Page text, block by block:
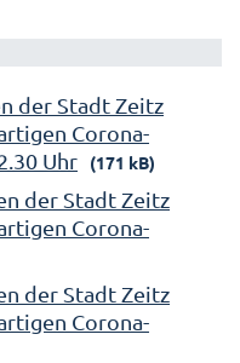
der Stadt Zeitz
Corona-
Uhr
(171 kB)
der Stadt Zeitz
Corona-
der Stadt Zeitz
Corona-